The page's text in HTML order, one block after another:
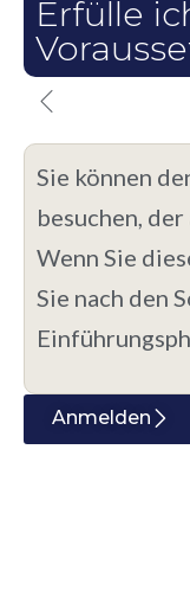
Erfülle
Sie können
besuchen,
Wenn Sie
Sie nach den
Anmelden